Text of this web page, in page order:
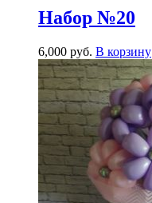
Набор №20
6,000 руб. В корзину